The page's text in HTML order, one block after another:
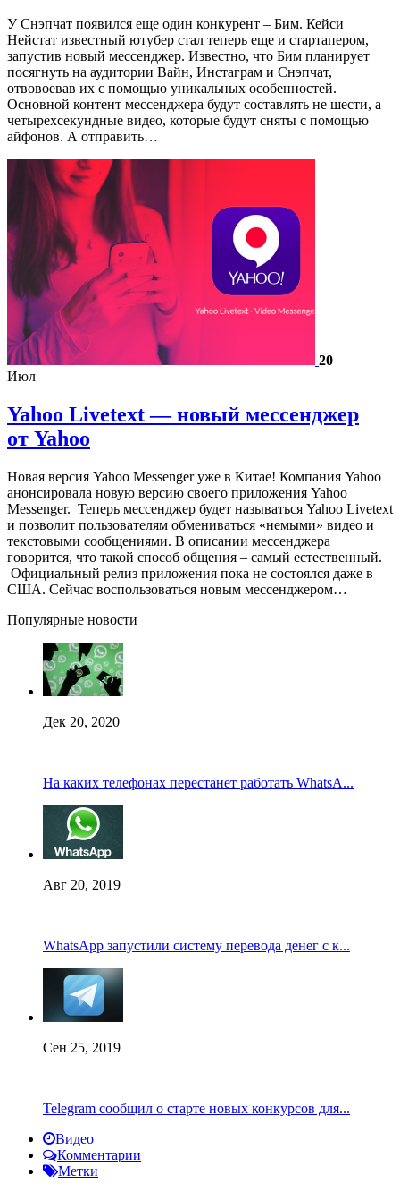
У Снэпчат появился еще один конкурент – Бим. Кейси
Нейстат известный ютубер стал теперь еще и стартапером,
запустив новый мессенджер. Известно, что Бим планирует
посягнуть на аудитории Вайн, Инстаграм и Снэпчат,
отвовоевав их с помощью уникальных особенностей.
Основной контент мессенджера будут составлять не шести, а
четырехсекундные видео, которые будут сняты с помощью
айфонов. А отправить…
20
Июл
Yahoo Livetext — новый мессенджер
от Yahoo
Новая версия Yahoo Messenger уже в Китае! Компания Yahoo
анонсировала новую версию своего приложения Yahoo
Messenger. Теперь мессенджер будет называться Yahoo Livetext
и позволит пользователям обмениваться «немыми» видео и
текстовыми сообщениями. В описании мессенджера
говорится, что такой способ общения – самый естественный.
Официальный релиз приложения пока не состоялся даже в
США. Сейчас воспользоваться новым мессенджером…
Популярные новости
Дек 20, 2020
На каких телефонах перестанет работать WhatsA...
Авг 20, 2019
WhatsApp запустили систему перевода денег с к...
Сен 25, 2019
Telegram сообщил о старте новых конкурсов для...
Видео
Комментарии
Метки